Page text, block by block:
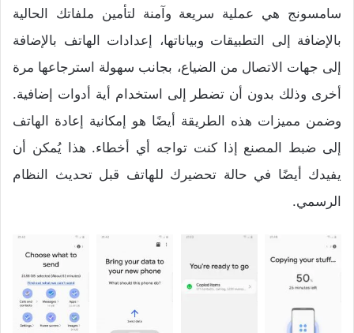
سامسونج هي عملية سريعة وآمنة لتأمين ملفاتك الحالية
بالإضافة إلى التطبيقات وبياناتها، إعدادات الهاتف بالإضافة
إلى جهات الاتصال من الضياع، بجانب سهولة استرجاعها مرة
أخرى وذلك بدون أن تضطر إلى استخدام أية أدوات إضافية.
وضمن مميزات هذه الطريقة أيضًا هو إمكانية إعادة الهاتف
إلى ضبط المصنع إذا كنت تواجه أي أخطاء. هذا يُمكن أن
يفيدك أيضًا في حالة تحضيرك للهاتف قبل تحديث النظام
الرسمي.